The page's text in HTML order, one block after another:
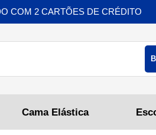
Cama Elástica
COM 2 CARTÕES DE CRÉDITO